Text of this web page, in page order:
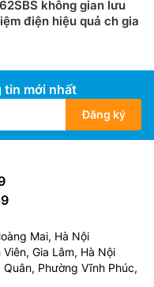
DoorCooling⁺™
đưa không khí lạnh
các giá đỡ ở
15 giây sau khi đóng
không gian lưu
điện hiệu quả ch gia
tin mới nhất
Đăng ký
Mai, Hà Nội
Gia Lâm, Hà Nội
Phường Vĩnh Phúc,